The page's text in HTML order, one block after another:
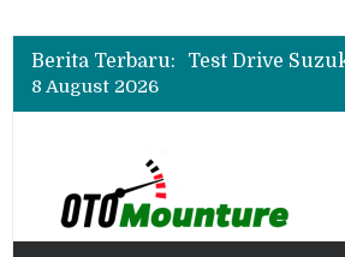
Berita Terbaru:
8 August 2026